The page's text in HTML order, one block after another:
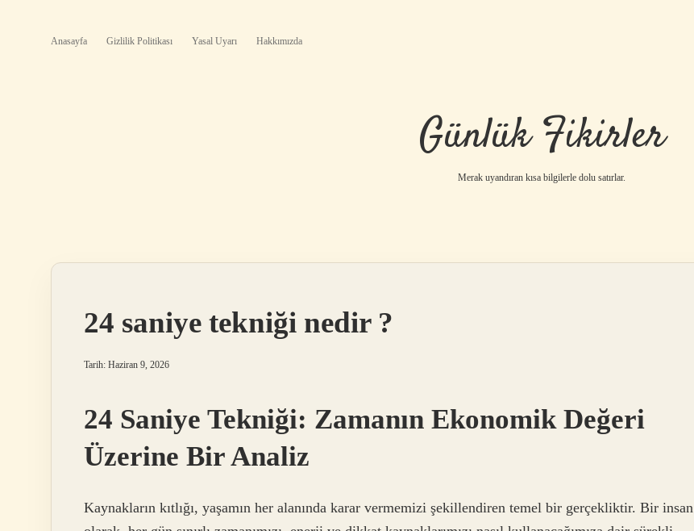
Anasayfa Gizlilik Politikası Yasal Uyarı Hakkımızda
Günlük Fikirler
Merak uyandıran kısa bilgilerle dolu satırlar.
24 saniye tekniği nedir ?
Tarih: Haziran 9, 2026
24 Saniye Tekniği: Zamanın Ekonomik Değeri
Üzerine Bir Analiz
Kaynakların kıtlığı, yaşamın her alanında karar vermemizi şekillendiren temel bir gerçekliktir. Bir insan